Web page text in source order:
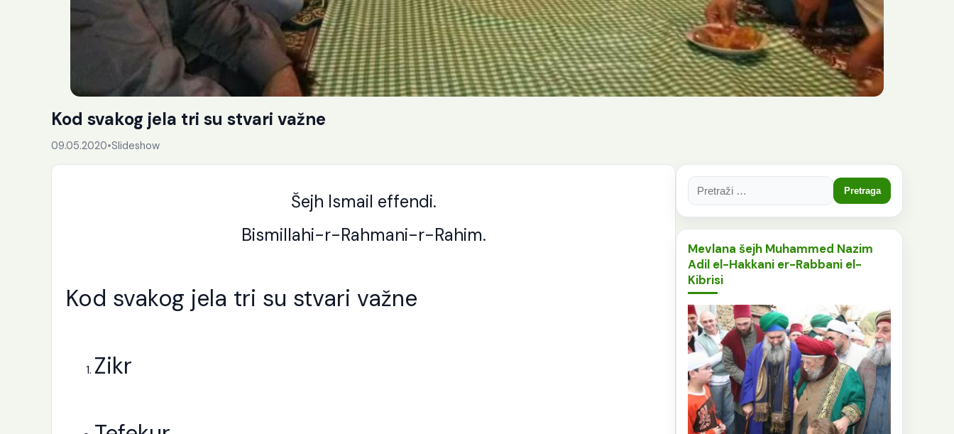
Kod svakog jela tri su stvari važne
09.05.2020•Slideshow
Šejh Ismail effendi.
Bismillahi-r-Rahmani-r-Rahim.
Kod svakog jela tri su stvari važne
Zikr
Pretraga:
Mevlana šejh Muhammed Nazim
Adil el-Hakkani er-Rabbani el-
Kibrisi